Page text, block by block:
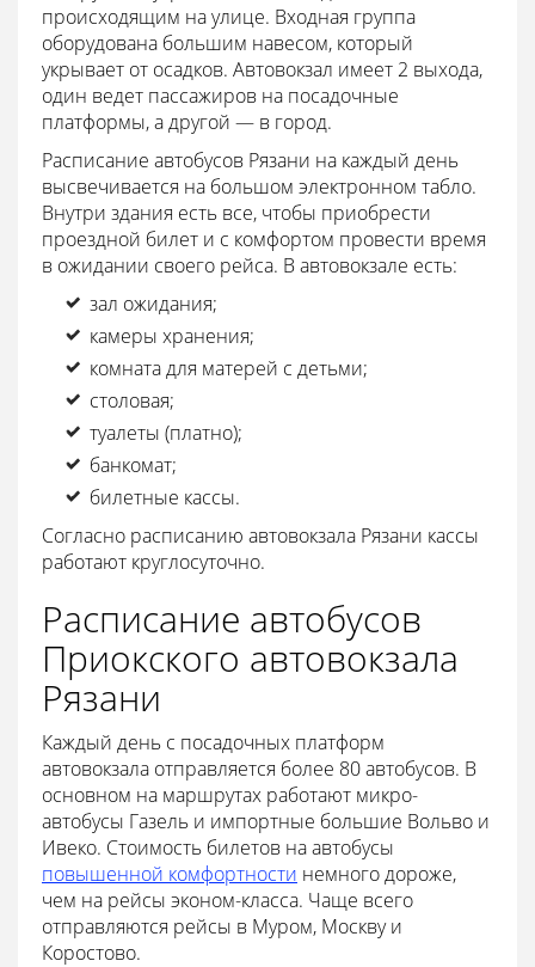
происходящим на улице. Входная группа
оборудована большим навесом, который
укрывает от осадков. Автовокзал имеет 2 выхода,
один ведет пассажиров на посадочные
платформы, а другой — в город.
Расписание автобусов Рязани на каждый день
высвечивается на большом электронном табло.
Внутри здания есть все, чтобы приобрести
проездной билет и с комфортом провести время
в ожидании своего рейса. В автовокзале есть:
зал ожидания;
камеры хранения;
комната для матерей с детьми;
столовая;
туалеты (платно);
банкомат;
билетные кассы.
Согласно расписанию автовокзала Рязани кассы
работают круглосуточно.
Расписание автобусов
Приокского автовокзала
Рязани
Каждый день с посадочных платформ
автовокзала отправляется более 80 автобусов. В
основном на маршрутах работают микро-
автобусы Газель и импортные большие Вольво и
Ивеко. Стоимость билетов на автобусы
повышенной комфортности немного дороже,
чем на рейсы эконом-класса. Чаще всего
отправляются рейсы в Муром, Москву и
Коростово.